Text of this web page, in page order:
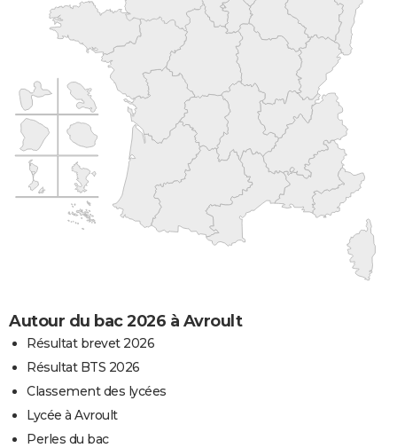
Autour du bac 2026 à Avroult
Résultat brevet 2026
Résultat BTS 2026
Classement des lycées
Lycée à Avroult
Perles du bac